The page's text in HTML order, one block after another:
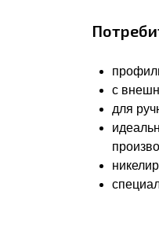
с
для